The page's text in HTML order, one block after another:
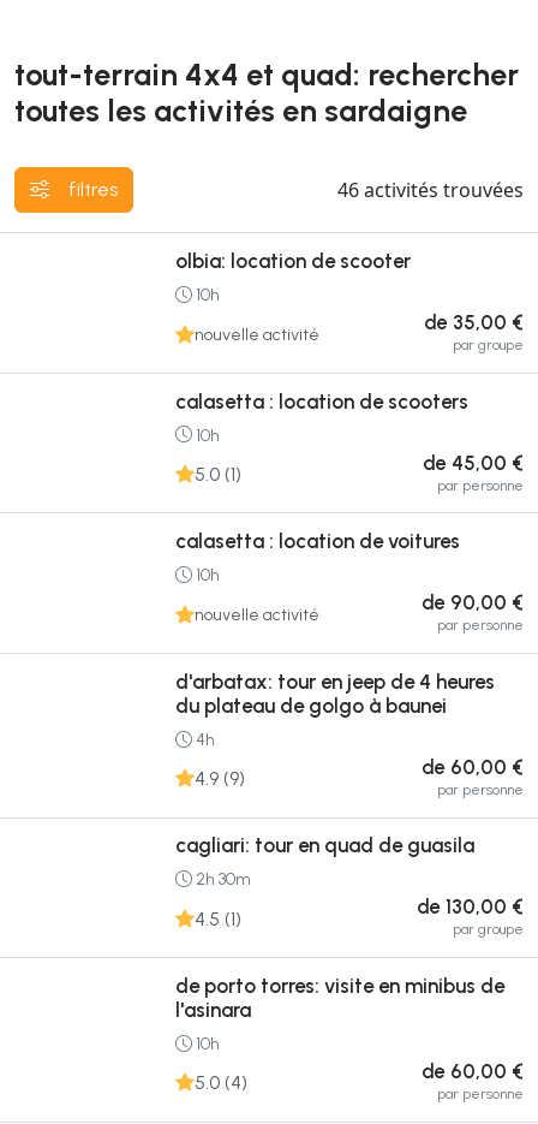
tout-terrain 4x4 et quad: rechercher
toutes les activités en sardaigne
filtres 46activités trouvées
olbia: location de scooter
10h
nouvelle activité
de 35,00 €
par groupe
calasetta : location de scooters
10h
5.0 (1) de 45,00 €
par personne
calasetta : location de voitures
10h
nouvelle activité
de 90,00 €
par personne
d'arbatax: tour en jeep de 4 heures
du plateau de golgo à baunei
4h
4.9 (9) de 60,00 €
par personne
cagliari: tour en quad de guasila
2h 30m
4.5 (1) de 130,00 €
par groupe
de porto torres: visite en minibus de
l'asinara
10h
5.0 (4) de 60,00 €
par personne